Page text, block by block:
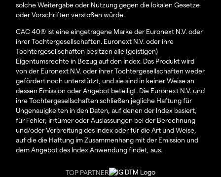
solche Weitergabe oder Nutzung gegen die lokalen Gesetze
oder Vorschriften verstoßen würde.
CAC 40® ist eine eingetragene Marke der Euronext N.V. oder
ihrer Tochtergesellschaften. Euronext N.V. oder ihre
Tochtergesellschaften besitzen alle (geistigen)
Eigentumsrechte in Bezug auf den Index. Das Produkt wird
von der Euronext N.V. oder ihrer Tochtergesellschaften weder
gefördert noch unterstützt, und sie sind in keiner Weise an
dessen Emission oder Angebot beteiligt. Die Euronext N.V. und
ihre Tochtergesellschaften schließen jegliche Haftung für
Ungenauigkeiten in den Daten, auf denen der Index basiert,
für Fehler, Irrtümer oder Auslassungen bei der Berechnung
und/oder Verbreitung des Index oder für die Art und Weise,
auf die die Haftung im Zusammenhang mit der Emission und
dem Angebot des Index Anwendung findet, aus.
TOP PARTNER